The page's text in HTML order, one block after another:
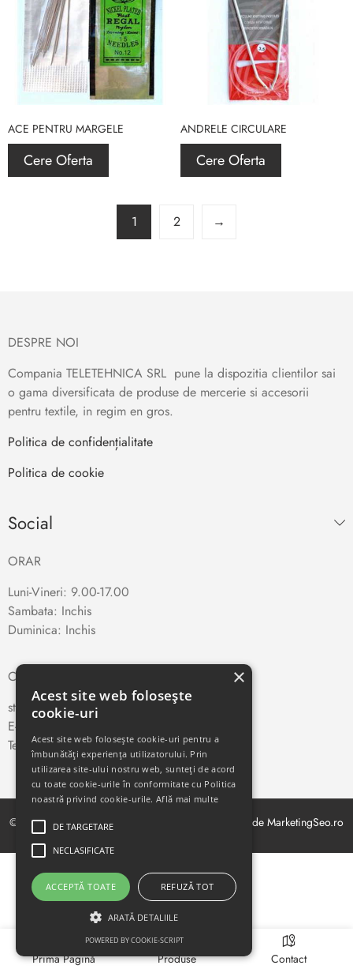
Prima Pagină Produse Contact
ACE PENTRU MARGELE
Cere Oferta
ANDRELE CIRCULARE
Cere Oferta
1 2 →
DESPRE NOI
Compania TELETEHNICA SRL pune la dispozitia clientilor sai
o gama diversificata de produse de mercerie si accesorii
pentru textile, in regim en gros.
Politica de confidențialitate
Politica de cookie
Social
ORAR
Luni-Vineri: 9.00-17.00
Sambata: Inchis
Duminica: Inchis
CONTACT
str. Traian Vuia nr. 66, Cluj-Napoca
E-mail:
Telefon:0264-410327
© Copyright 2021. Toate drepturile rezervate. Creat de MarketingSeo.ro
×
Acest site web folosește
cookie-uri
Acest site web folosește cookie-uri pentru a
îmbunătăți experiența utilizatorului. Prin
utilizarea site-ului nostru web, sunteți de acord
cu toate cookie-urile în conformitate cu Politica
noastră privind cookie-urile.Află mai multe
DE TARGETARE
NECLASIFICATE
ACCEPTĂ TOATE REFUZĂ TOT
ARATĂ DETALIILE
POWERED BY COOKIE-SCRIPT